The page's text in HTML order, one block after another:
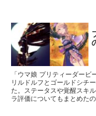
「ウマ娘 プリティーダー
リルドルフとゴールドシチ
た。ステータスや覚醒スキ
ラ評価についてもまとめた